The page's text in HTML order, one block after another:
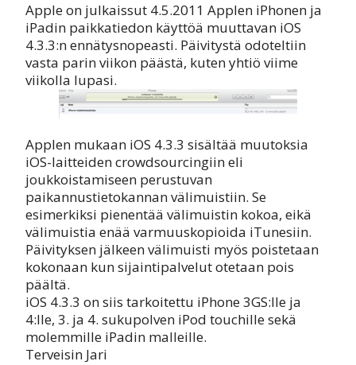
Apple on julkaissut 4.5.2011 Applen iPhonen ja
iPadin paikkatiedon käyttöä muuttavan iOS
4.3.3:n ennätysnopeasti. Päivitystä odoteltiin
vasta parin viikon päästä, kuten yhtiö viime
viikolla lupasi.
Applen mukaan iOS 4.3.3 sisältää muutoksia
iOS-laitteiden crowdsourcingiin eli
joukkoistamiseen perustuvan
paikannustietokannan välimuistiin. Se
esimerkiksi pienentää välimuistin kokoa, eikä
välimuistia enää varmuuskopioida iTunesiin.
Päivityksen jälkeen välimuisti myös poistetaan
kokonaan kun sijaintipalvelut otetaan pois
päältä.
iOS 4.3.3 on siis tarkoitettu iPhone 3GS:lle ja
4:lle, 3. ja 4. sukupolven iPod touchille sekä
molemmille iPadin malleille.
Terveisin Jari